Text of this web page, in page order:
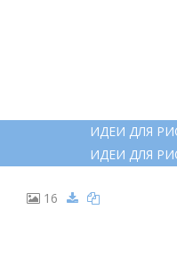
ИДЕИ ДЛЯ
ИДЕИ ДЛЯ
16